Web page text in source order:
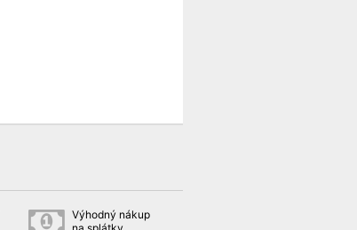
Výhodný nákup